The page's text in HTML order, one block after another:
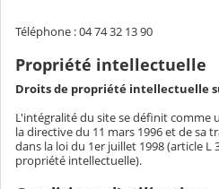
Téléphone : 04 74 32 13 90
Propriété intellectuelle
Droits de propriété intellectuelle
L'intégralité du site se définit comme
la directive du 11 mars 1996 et de sa
dans la loi du 1er juillet 1998 (article L
propriété intellectuelle).